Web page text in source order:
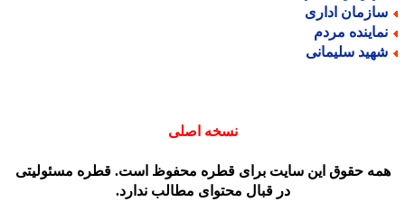
اداری
مردم
سلیمانی
نسخه اصلی
حقوق این سایت برای قطره محفوظ است. قطره مسئولیتی
در قبال محتوای مطالب ندارد.